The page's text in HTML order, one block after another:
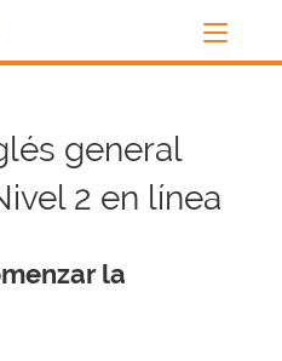
general
2 en línea
la